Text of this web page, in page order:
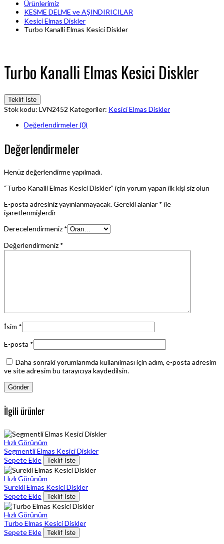
Ürünlerimiz
KESME DELME ve AŞINDIRICILAR
Kesici Elmas Diskler
Turbo Kanalli Elmas Kesici Diskler
Turbo Kanalli Elmas Kesici Diskler
Teklif İste
Stok kodu: LVN2452 Kategoriler: Kesici Elmas Diskler
Değerlendirmeler (0)
Değerlendirmeler
Henüz değerlendirme yapılmadı.
“Turbo Kanalli Elmas Kesici Diskler” için yorum yapan ilk kişi siz olun
E-posta adresiniz yayınlanmayacak.Gerekli alanlar * ile
işaretlenmişlerdir
Derecelendirmeniz *
Değerlendirmeniz *
İsim *
E-posta *
Daha sonraki yorumlarımda kullanılması için adım, e-posta adresim
ve site adresim bu tarayıcıya kaydedilsin.
İlgili ürünler
Hızlı Görünüm
Segmentli Elmas Kesici Diskler
Sepete Ekle
Teklif İste
Hızlı Görünüm
Surekli Elmas Kesici Diskler
Sepete Ekle
Teklif İste
Hızlı Görünüm
Turbo Elmas Kesici Diskler
Sepete Ekle
Teklif İste